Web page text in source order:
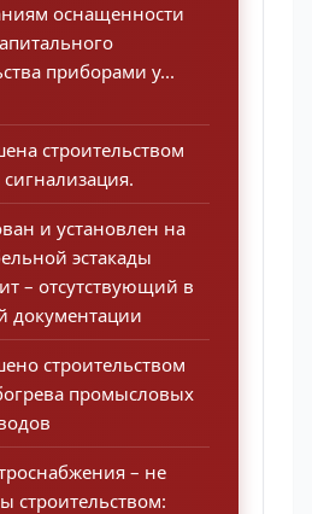
оснащенности
приборами у...
строительством
и установлен на
эстакады
– отсутствующий в
документации
строительством
промысловых
– не
строительством: